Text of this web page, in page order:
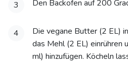
3 Den Backofen auf 200
4
Die vegane Butter (2 EL)
das Mehl (2 EL) einrühren
ml) hinzufügen. Köcheln